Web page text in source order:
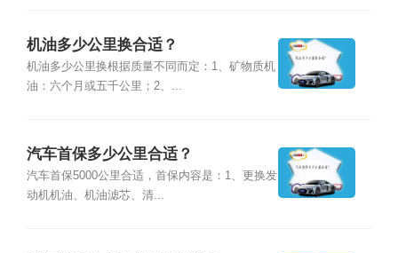
机油多少公里换合适？
机油多少公里换根据质量不同而定：1、矿物质机
油：六个月或五千公里；2、...
汽车首保多少公里合适？
汽车首保5000公里合适，首保内容是：1、更换发
动机机油、机油滤芯、清...